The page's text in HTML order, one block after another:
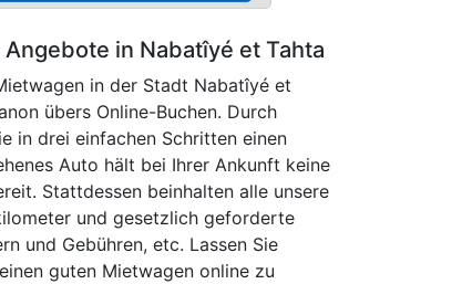
in Nabatîyé et Tahta
in der Stadt Nabatîyé et
übers Online-Buchen. Durch
in drei einfachen Schritten einen
Auto hält bei Ihrer Ankunft keine
Stattdessen beinhalten alle unsere
und gesetzlich geforderte
und Gebühren, etc. Lassen Sie
guten Mietwagen online zu